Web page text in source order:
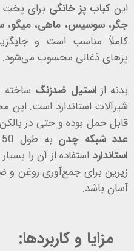
اینکباب پز خانگی برای پخت
جگر، سوسیس، ماهی، میگو،
کاملاً مناسب است و
پزهای ذغالی محسوب می‌شود.
بدنه از استیل ضدزنگ
شیرآلات استاندارد است.
قابل حمل بوده و حتی در
عدد شبکه چدن به طول 50 سانتی‌متر و یک
استاندارد استفاده از آن را
زیرین برای جمع‌آوری روغن
آسان باشد.
مزایا و کاربردها: